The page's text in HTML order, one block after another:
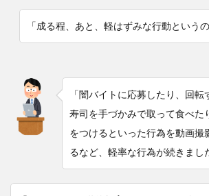
「成る程、あと、軽はずみな行動というの
「闇バイトに応募したり、回
寿司を手づかみで取って食べた
をつけるといった行為を動画撮
るなど、軽率な行為が続きまし